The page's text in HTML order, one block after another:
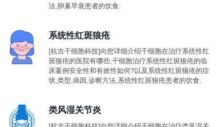
法,卵巢早衰患者的饮食.
系统性红斑狼疮
[杭吉干细胞科技]向您详细介绍干细胞在治疗系统性红
斑狼疮的医院有哪些,干细胞治疗系统性红斑狼疮的临
床案例安全性和有效性如何?以及系统性红斑狼疮的症
状,类型,病因,诊断方法,系统性红斑狼疮患者的饮食.
类风湿关节炎